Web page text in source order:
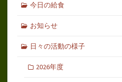
今日の給食
お知らせ
日々の活動の様子
2026年度